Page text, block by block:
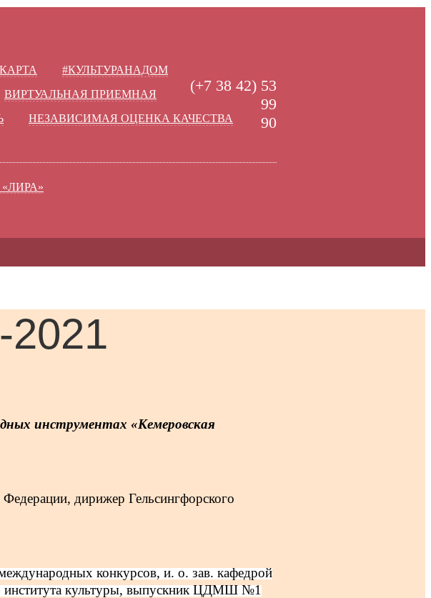
#КУЛЬТУРАНАДОМ
ВИРТУАЛЬНАЯ ПРИЕМНАЯ
НЕЗАВИСИМАЯ ОЦЕНКА КАЧЕСТВА
(+7 38 42) 53
99
90
2021
инструментах «Кемеровская
дирижер Гельсингфорского
конкурсов, и. о. зав. кафедрой
института культуры, выпускник ЦДМШ №1